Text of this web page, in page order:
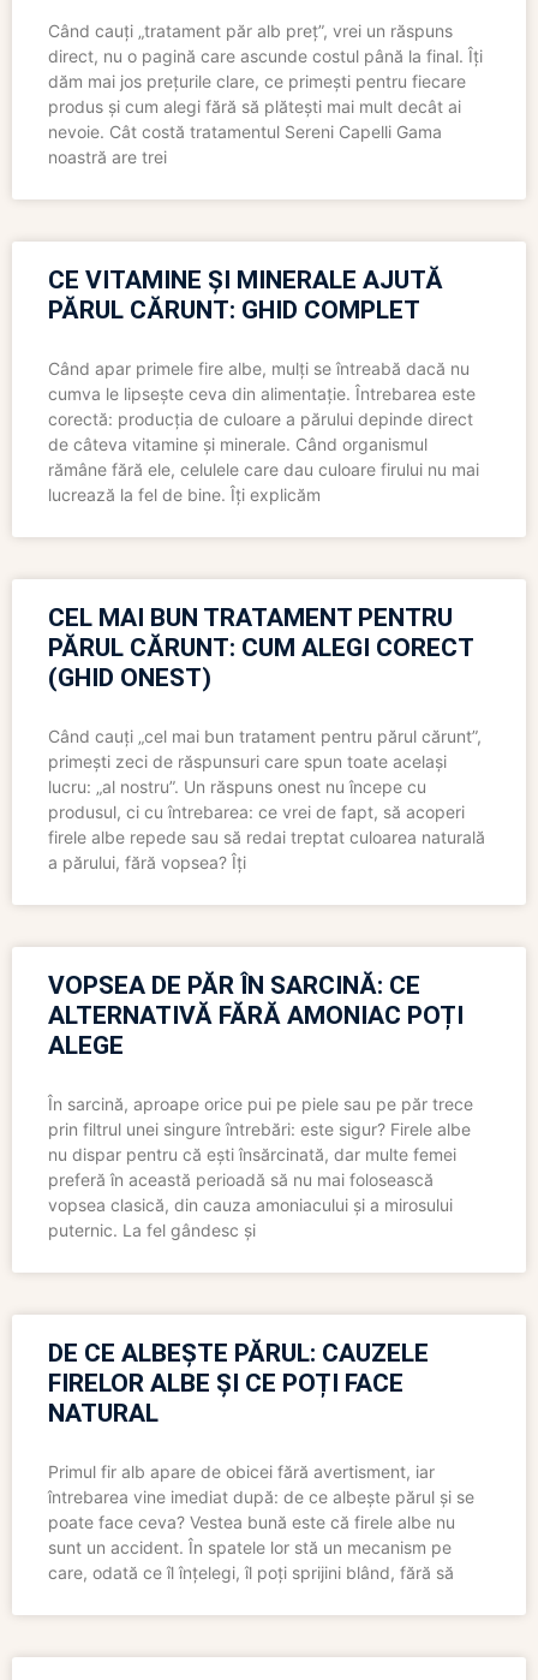
Când cauți „tratament păr alb preț”, vrei un răspuns
direct, nu o pagină care ascunde costul până la final. Îți
dăm mai jos prețurile clare, ce primești pentru fiecare
produs și cum alegi fără să plătești mai mult decât ai
nevoie. Cât costă tratamentul Sereni Capelli Gama
noastră are trei
CE VITAMINE ȘI MINERALE AJUTĂ
PĂRUL CĂRUNT: GHID COMPLET
Când apar primele fire albe, mulți se întreabă dacă nu
cumva le lipsește ceva din alimentație. Întrebarea este
corectă: producția de culoare a părului depinde direct
de câteva vitamine și minerale. Când organismul
rămâne fără ele, celulele care dau culoare firului nu mai
lucrează la fel de bine. Îți explicăm
CEL MAI BUN TRATAMENT PENTRU
PĂRUL CĂRUNT: CUM ALEGI CORECT
(GHID ONEST)
Când cauți „cel mai bun tratament pentru părul cărunt”,
primești zeci de răspunsuri care spun toate același
lucru: „al nostru”. Un răspuns onest nu începe cu
produsul, ci cu întrebarea: ce vrei de fapt, să acoperi
firele albe repede sau să redai treptat culoarea naturală
a părului, fără vopsea? Îți
VOPSEA DE PĂR ÎN SARCINĂ: CE
ALTERNATIVĂ FĂRĂ AMONIAC POȚI
ALEGE
În sarcină, aproape orice pui pe piele sau pe păr trece
prin filtrul unei singure întrebări: este sigur? Firele albe
nu dispar pentru că ești însărcinată, dar multe femei
preferă în această perioadă să nu mai folosească
vopsea clasică, din cauza amoniacului și a mirosului
puternic. La fel gândesc și
DE CE ALBEȘTE PĂRUL: CAUZELE
FIRELOR ALBE ȘI CE POȚI FACE
NATURAL
Primul fir alb apare de obicei fără avertisment, iar
întrebarea vine imediat după: de ce albește părul și se
poate face ceva? Vestea bună este că firele albe nu
sunt un accident. În spatele lor stă un mecanism pe
care, odată ce îl înțelegi, îl poți sprijini blând, fără să